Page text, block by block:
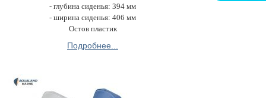
- глубина сиденья: 394 мм
- ширина сиденья: 406 мм
Остов пластик
Подробнее...